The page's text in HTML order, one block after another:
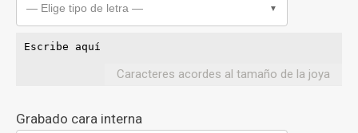
— Elige tipo de letra — ▼
Caracteres acordes al tamaño de la joya
Grabado cara interna